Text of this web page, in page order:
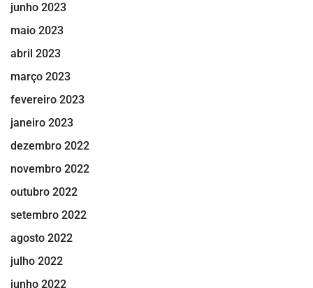
junho 2023
maio 2023
abril 2023
março 2023
fevereiro 2023
janeiro 2023
dezembro 2022
novembro 2022
outubro 2022
setembro 2022
agosto 2022
julho 2022
junho 2022